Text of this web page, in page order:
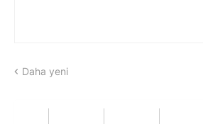
Daha yeni